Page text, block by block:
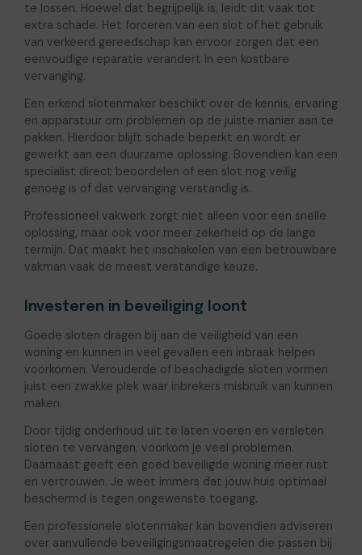
te lossen. Hoewel dat begrijpelijk is, leidt dit vaak tot
extra schade. Het forceren van een slot of het gebruik
van verkeerd gereedschap kan ervoor zorgen dat een
eenvoudige reparatie verandert in een kostbare
vervanging.
Een erkend slotenmaker beschikt over de kennis, ervaring
en apparatuur om problemen op de juiste manier aan te
pakken. Hierdoor blijft schade beperkt en wordt er
gewerkt aan een duurzame oplossing. Bovendien kan een
specialist direct beoordelen of een slot nog veilig
genoeg is of dat vervanging verstandig is.
Professioneel vakwerk zorgt niet alleen voor een snelle
oplossing, maar ook voor meer zekerheid op de lange
termijn. Dat maakt het inschakelen van een betrouwbare
vakman vaak de meest verstandige keuze.
Investeren in beveiliging loont
Goede sloten dragen bij aan de veiligheid van een
woning en kunnen in veel gevallen een inbraak helpen
voorkomen. Verouderde of beschadigde sloten vormen
juist een zwakke plek waar inbrekers misbruik van kunnen
maken.
Door tijdig onderhoud uit te laten voeren en versleten
sloten te vervangen, voorkom je veel problemen.
Daarnaast geeft een goed beveiligde woning meer rust
en vertrouwen. Je weet immers dat jouw huis optimaal
beschermd is tegen ongewenste toegang.
Een professionele slotenmaker kan bovendien adviseren
over aanvullende beveiligingsmaatregelen die passen bij